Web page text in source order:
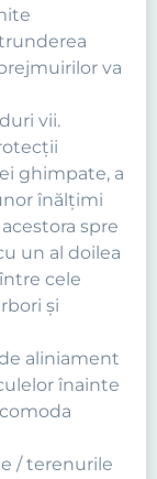
va
vii.
ghimpate, a
înălţimi
spre
un al doilea
cele
şi
aliniament
înainte
/ terenurile